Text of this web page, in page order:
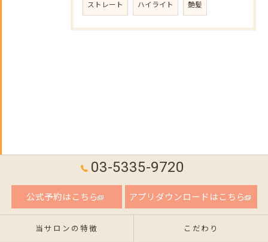
ストレート ハイライト 艶髪
03-5335-9720
公式予約はこちら アプリダウンロードはこちら
当サロンの特徴 こだわり